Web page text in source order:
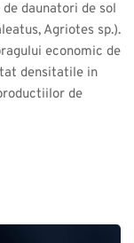
daunatori de sol
Agriotes sp.).
economic de
densitatile in
de